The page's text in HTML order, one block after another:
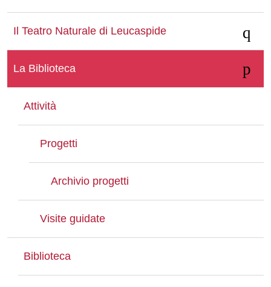
Il Teatro Naturale di Leucaspide
La Biblioteca
Attività
Progetti
Archivio progetti
Visite guidate
Biblioteca